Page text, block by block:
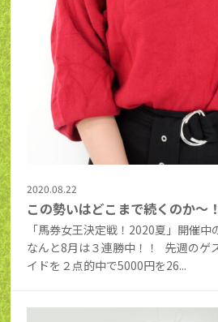
2020.08.22
この勢いはどこまで続くのか～
「馬券女王決定戦！2020夏」開催中
なんと8月は３連勝中！！ 先週のゲ
イドを２点的中で5000円を26...